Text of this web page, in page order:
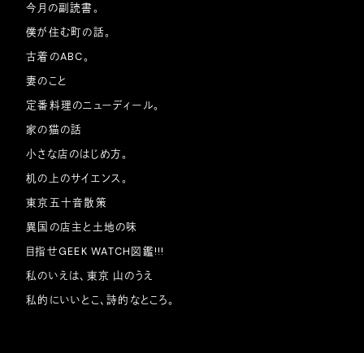
今月の副読書。
僕が住む町の話。
古着のABC。
妻のこと
定番料理のニューディール。
家の猫の話
小さな店のはじめ方。
机の上のサイエンス。
東京五十音散策
異国の店主と土地の味
目指せGEEK WATCH図鑑!!!
私のいえは、東京 山のうえ
私的にいいとこ、詩的なところ。